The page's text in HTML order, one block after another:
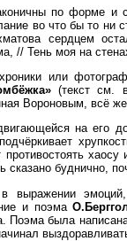
по форме
во что бы то ни
сердцем
// Тень моя на
или
(текст см.
Вороновым, всё
на
буднично,
выражении
и поэма
Поэма была